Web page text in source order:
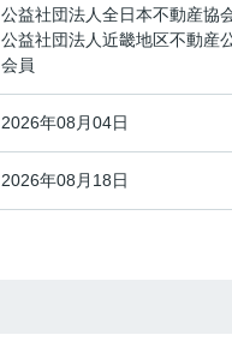
公益社団法人全日本不動産協
公益社団法人近畿地区不動産
会員
2026年08月04日
2026年08月18日